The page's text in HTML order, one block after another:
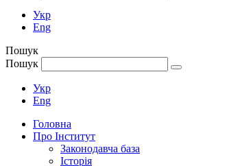
Укр
Eng
Пошук
Пошук
Укр
Eng
Головна
Про Інститут
Законодавча база
Історія